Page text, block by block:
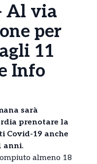
Al via
per
11
Info
sarà
prenotare la
Covid-19 anche
anni.
almeno 18